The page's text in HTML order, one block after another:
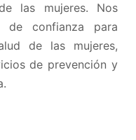
las mujeres. Nos
de confianza para
de las mujeres,
de prevención y